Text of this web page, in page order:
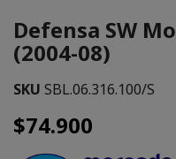
Defensa SW
(2004-08)
SKU SBL.06.316.100/S
$74.900